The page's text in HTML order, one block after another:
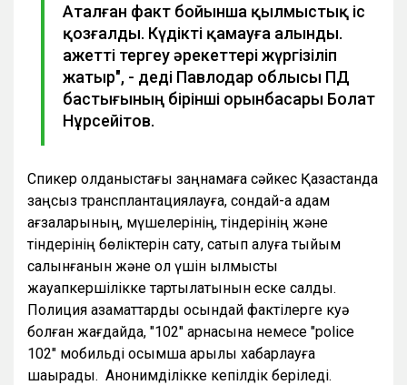
Аталған факт бойынша қылмыстық іс
қозғалды. Күдікті қамауға алынды.
Қажетті тергеу әрекеттері жүргізіліп
жатыр", - деді Павлодар облысы ПД
бастығының бірінші орынбасары Болат
Нұрсейітов.
Спикер қолданыстағы заңнамаға сәйкес Қазақстанда
заңсыз трансплантациялауға, сондай-ақ адам
ағзаларының, мүшелерінің, тіндерінің және
тіндерінің бөліктерін сату, сатып алуға тыйым
салынғанын және ол үшін қылмыстық
жауапкершілікке тартылатынын еске салды.
Полиция азаматтарды осындай фактілерге куә
болған жағдайда, "102" арнасына немесе "police
102" мобильді қосымша арқылы хабарлауға
шақырады. Анонимділікке кепілдік беріледі.